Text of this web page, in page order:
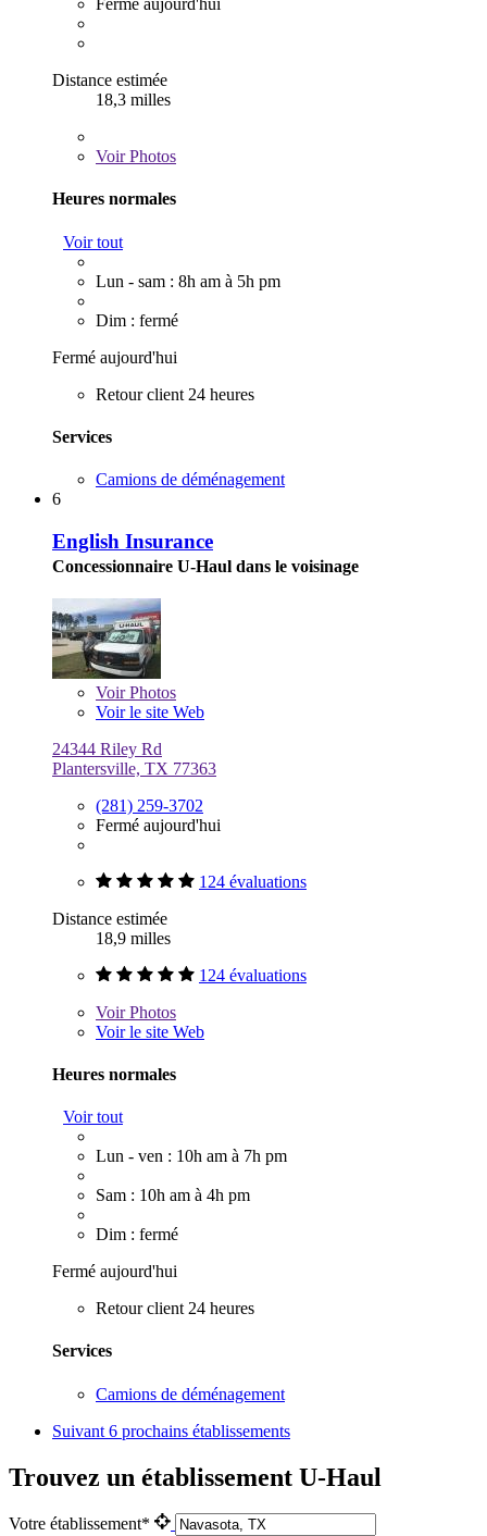
Fermé aujourd'hui
Distance estimée
18,3 milles
VoirPhotos
Heures normales
Voir tout
Lun - sam : 8h am à 5h pm
Dim : fermé
Fermé aujourd'hui
Retour client 24 heures
Services
Camions de déménagement
6
English Insurance
Concessionnaire U-Haul dans le voisinage
VoirPhotos
Voir le site Web
24344 Riley Rd
Plantersville, TX 77363
(281) 259-3702
Fermé aujourd'hui
124 évaluations
Distance estimée
18,9 milles
124 évaluations
VoirPhotos
Voir le site Web
Heures normales
Voir tout
Lun - ven : 10h am à 7h pm
Sam : 10h am à 4h pm
Dim : fermé
Fermé aujourd'hui
Retour client 24 heures
Services
Camions de déménagement
Suivant 6 prochains établissements
Trouvez un établissement U-Haul
Votre établissement*